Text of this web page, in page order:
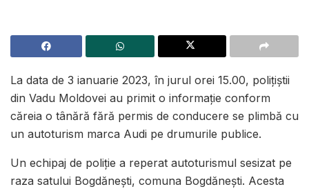
La data de 3 ianuarie 2023, în jurul orei 15.00, polițiștii
din Vadu Moldovei au primit o informație conform
căreia o tânără fără permis de conducere se plimbă cu
un autoturism marca Audi pe drumurile publice.
Un echipaj de poliție a reperat autoturismul sesizat pe
raza satului Bogdănești, comuna Bogdănești. Acesta